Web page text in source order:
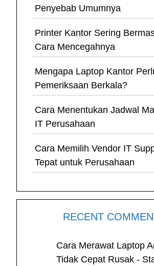
Penyebab Umumnya
Printer Kantor Sering
Cara Mencegahnya
Mengapa Laptop Kantor
Pemeriksaan Berkala?
Cara Menentukan Jadwal
IT Perusahaan
Cara Memilih Vendor IT
Tepat untuk Perusahaan
RECENT
Cara Merawat Laptop
Tidak Cepat Rusak -